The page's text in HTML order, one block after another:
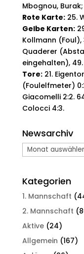
Mbognou,
Rote Karte:25.
Gelbe Karten:
Kollmann
Quaderer
eingehalten),
Tore:21.
(Foulelfmeter)
Giacomelli 2:2.
Colocci 4:3.
Newsarchiv
Newsarchiv
Kategorien
1. Mannschaft
2. Mannschaft
Aktive(24)
Allgemein (167)